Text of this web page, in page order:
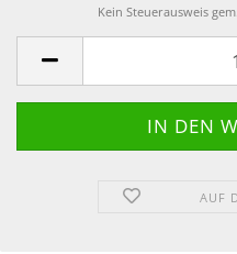
Kein Steuerausweis
AUF